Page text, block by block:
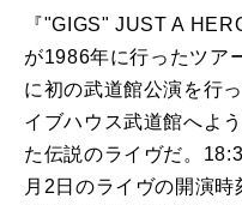
『"GIGS" JUST A
が1986年に行ったツア
に初の武道館公演を行
イブハウス武道館へよ
た伝説のライヴだ。
月2日のライヴの開演